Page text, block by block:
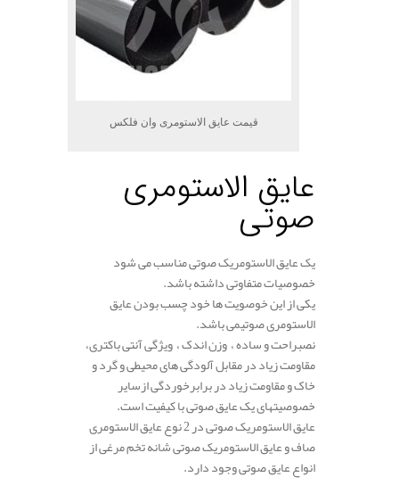
قیمت عایق الاستومری وان فلکس
عایق الاستومری
صوتی
یک عایق الاستومریک صوتی مناسب می شود
خصوصیات متفاوتی داشته باشد.
یکی از این خوصویت ها خود چسب بودن عایق
الاستومری صوتیمی باشد.
نصبراحت و ساده ، وزن اندک ، ویژگی آنتی باکتری،
مقاومت زیاد در مقابل آلودگی های محیطی و گرد و
خاک و مقاومت زیاد در برابرخوردگی ازسایر
خصوصیتهای یک عایق صوتی با کیفیت است.
عایق الاستومریک صوتی در 2 نوع عایق الاستومری
صاف و عایق الاستومریک صوتی شانه تخم مرغی از
انواع عایق صوتی وجود دارد.